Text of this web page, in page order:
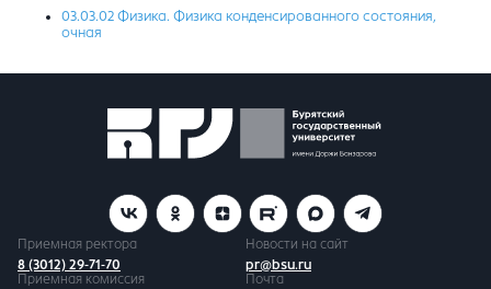
03.03.02 Физика. Физика конденсированного состояния,
очная
Приемная ректора
8 (3012) 29-71-70
Новости на сайт
pr@bsu.ru
Приемная комиссия
Почта